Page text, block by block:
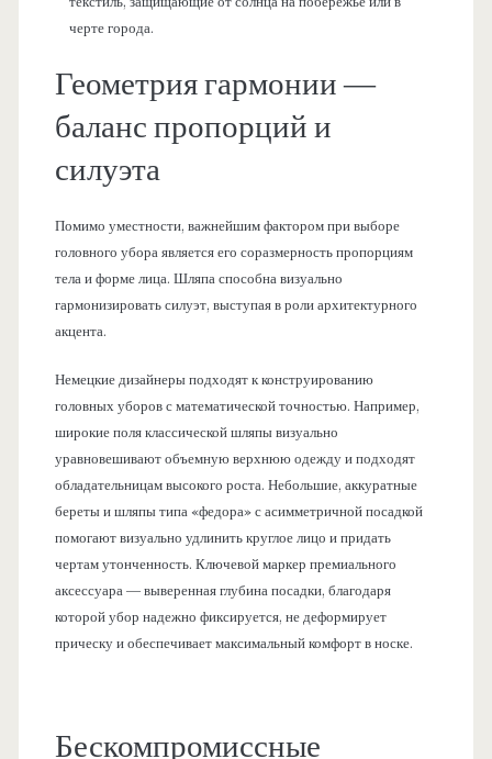
черте города.
Геометрия гармонии —
баланс пропорций и
силуэта
Помимо уместности, важнейшим фактором при выборе
головного убора является его соразмерность пропорциям
тела и форме лица. Шляпа способна визуально
гармонизировать силуэт, выступая в роли архитектурного
акцента.
Немецкие дизайнеры подходят к конструированию
головных уборов с математической точностью. Например,
широкие поля классической шляпы визуально
уравновешивают объемную верхнюю одежду и подходят
обладательницам высокого роста. Небольшие, аккуратные
береты и шляпы типа «федора» с асимметричной посадкой
помогают визуально удлинить круглое лицо и придать
чертам утонченность. Ключевой маркер премиального
аксессуара — выверенная глубина посадки, благодаря
которой убор надежно фиксируется, не деформирует
прическу и обеспечивает максимальный комфорт в носке.
Бескомпромиссные